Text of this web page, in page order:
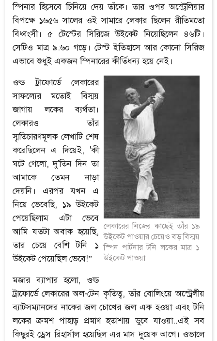
স্পিনার হিসেবে চিনিয়ে দেয় তাঁকে। তার ওপর অস্ট্রেলিয়ার
বিপক্ষে ১৬৫৬ সালের ওই সামারে লেকার ছিলেন রীতিমতো
বিধ্বংসী। ৫ টেস্টের সিরিজে উইকেট নিয়েছিলেন ৪৬টি।
সেটিও মাত্র ৯.৬০ গড়ে। টেস্ট ইতিহাসে আর কোনো সিরিজ
এভাবে শুধুই একজন স্পিনারের কীর্তিধন্য হয়ে নেই।
লেকারের নিজের কাছেই তাঁর ১৯
উইকেট পাওয়ার চেয়েও বড় বিস্ময়
স্পিন পার্টনার টনি লকের মাত্র ১
উইকেট পাওয়া
ওল্ড ট্রাফোর্ডে লেকারের
সাফল্যের মতোই বিস্ময়
জাগায় লকের ব্যর্থতা।
লেকারও তাঁর
স্মৃতিচারণমূলক লেখাটি শেষ
করেছিলেন এ দিয়েই, 'কী
ঘটে গেলো, দু'তিন দিন তা
আমাকে তেমন নাড়া
দেয়নি। এরপর যখন এ
নিয়ে ভেবেছি, ১৯ উইকেট
পেয়েছিলাম এটা ভেবে
আমি যতটা অবাক হয়েছি,
তার চেয়ে বেশি টনি ১
উইকেট পেয়েছিল ভেবে!”
মজার ব্যাপার হলো, ওল্ড
ট্রাফোর্ডে লেকারের অল-টেন কৃতিত্ব, তাঁর বোলিংয়ে অস্ট্রেলীয়
ব্যাটসম্যানদের নাকের জল চোখের জল এক হওয়া এবং টনি
লকের ক্রমশ পাহাড় প্রমাণ হতাশায় ডুবে যাওয়া..এই সব
কিছুরই ড্রেস রিহার্সাল হয়েছিল এর মাস দুয়েক আগে। ওভালে